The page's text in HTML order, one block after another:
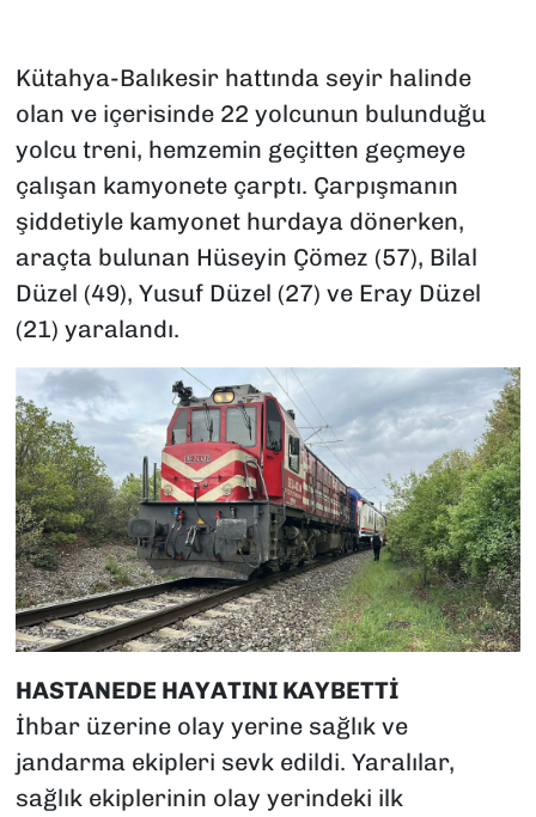
Kütahya-Balıkesir hattında seyir halinde
olan ve içerisinde 22 yolcunun bulunduğu
yolcu treni, hemzemin geçitten geçmeye
çalışan kamyonete çarptı. Çarpışmanın
şiddetiyle kamyonet hurdaya dönerken,
araçta bulunan Hüseyin Çömez (57), Bilal
Düzel (49), Yusuf Düzel (27) ve Eray Düzel
(21) yaralandı.
HASTANEDE HAYATINI KAYBETTİ
İhbar üzerine olay yerine sağlık ve
jandarma ekipleri sevk edildi. Yaralılar,
sağlık ekiplerinin olay yerindeki ilk